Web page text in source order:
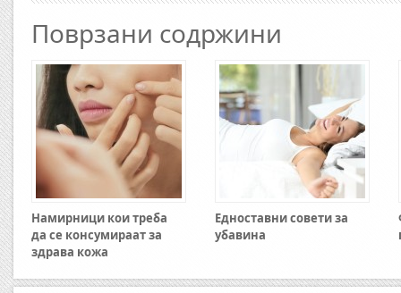
Поврзани содржини
Намирници кои треба
да се консумираат за
здрава кожа
Едноставни совети за
убавина